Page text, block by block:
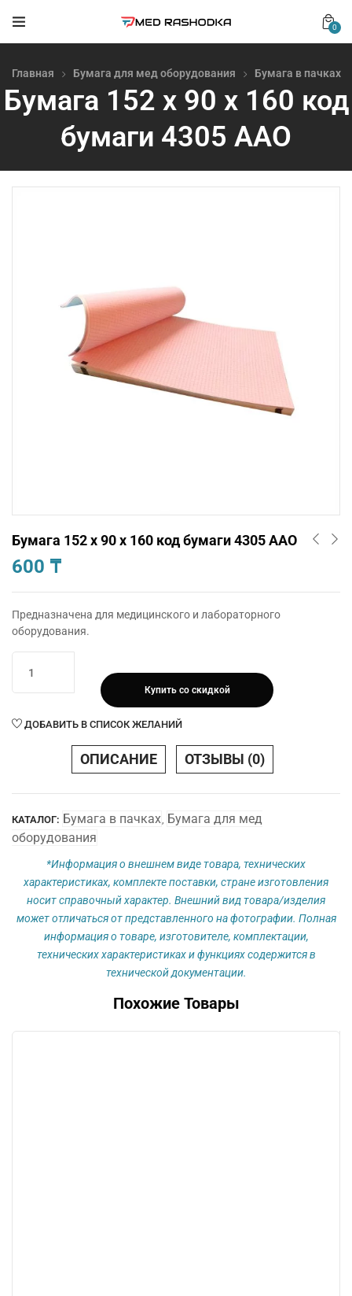
0
Главная Бумага для мед оборудования Бумага в пачках
Бумага 152 х 90 х 160 код
бумаги 4305 AAO
Бумага 152 х 90 х 160 код бумаги 4305 AAO
600 ₸
Предназначена для медицинского и лабораторного
оборудования.
товара
Бумага
х
бумаги
4305
Купить со скидкой
ДОБАВИТЬ В СПИСОК ЖЕЛАНИЙ
ОПИСАНИЕ ОТЗЫВЫ (0)
КАТАЛОГ: Бумага в пачках, Бумага для мед
оборудования
*Информация о внешнем виде товара, технических
характеристиках, комплекте поставки, стране изготовления
носит справочный характер. Внешний вид товара/изделия
может отличаться от представленного на фотографии. Полная
информация о товаре, изготовителе, комплектации,
технических характеристиках и функциях содержится в
технической документации.
Похожие Товары